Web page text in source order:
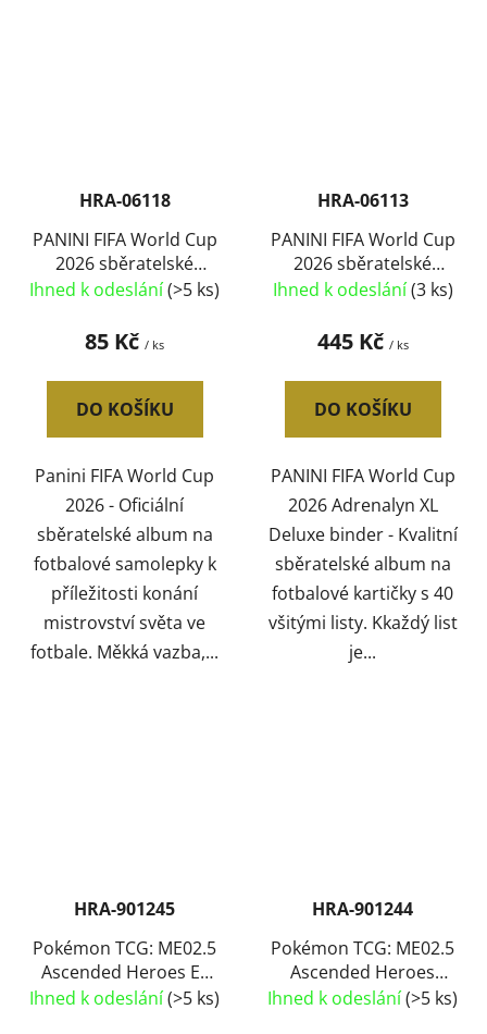
HRA-06118
PANINI FIFA World Cup
2026 sběratelské
album na samolepky
Ihned k odeslání(>5 ks)
85 Kč / ks
DO KOŠÍKU
Panini FIFA World Cup
2026 - Oficiální
sběratelské album na
fotbalové samolepky k
příležitosti konání
mistrovství světa ve
fotbale. Měkká vazba,...
HRA-06113
PANINI FIFA World Cup
2026 sběratelské
album Deluxe binder
Ihned k odeslání(3 ks)
445 Kč / ks
DO KOŠÍKU
PANINI FIFA World Cup
2026 Adrenalyn XL
Deluxe binder - Kvalitní
sběratelské album na
fotbalové kartičky s 40
všitými listy. Kkaždý list
je...
HRA-901245
Pokémon TCG: ME02.5
Ascended Heroes Ex
Box set 4x booster 3
Ihned k odeslání(>5 ks)
HRA-901244
Pokémon TCG: ME02.5
Ascended Heroes
Booster Bundle set 6x
Ihned k odeslání(>5 ks)